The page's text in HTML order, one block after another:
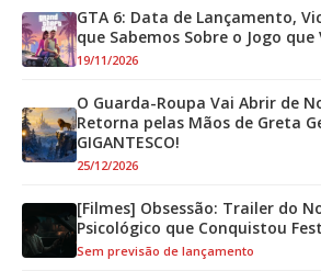
GTA 6: Data de Lançamento,
que Sabemos Sobre o Jogo
19/11/2026
O Guarda-Roupa Vai Abrir de
Retorna pelas Mãos de Greta
GIGANTESCO!
25/12/2026
[Filmes] Obsessão: Trailer do
Psicológico que Conquistou
Sem previsão de lançamento